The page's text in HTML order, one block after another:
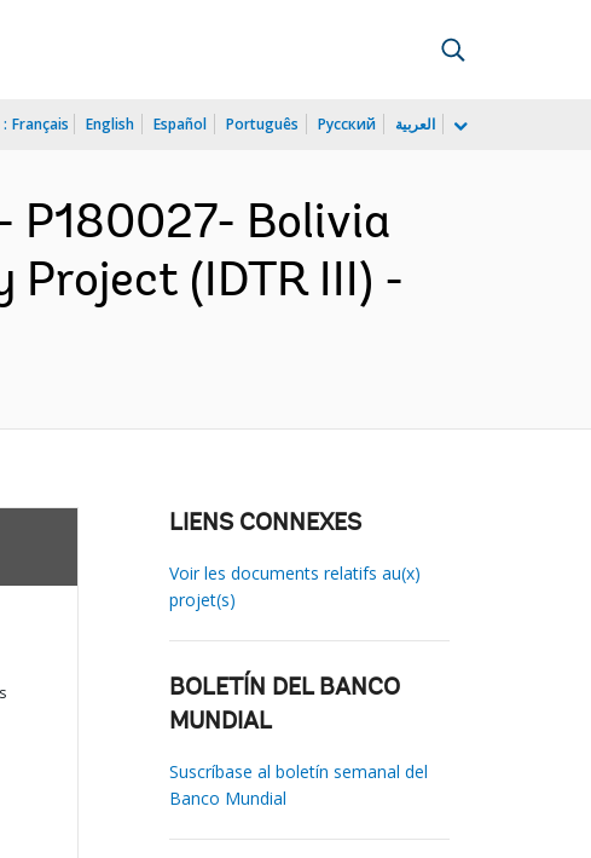
Français English Español Português Русский العربية
P180027- Bolivia
(IDTR III) -
LIENS CONNEXES
Voir les documents relatifs au(x)
projet(s)
BOLETÍN DEL BANCO
MUNDIAL
Suscríbase al boletín semanal del
Banco Mundial